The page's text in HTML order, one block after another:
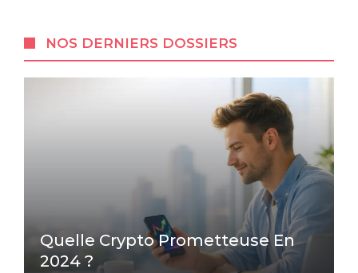
NOS DERNIERS DOSSIERS
Quelle Crypto Prometteuse En
2024 ?